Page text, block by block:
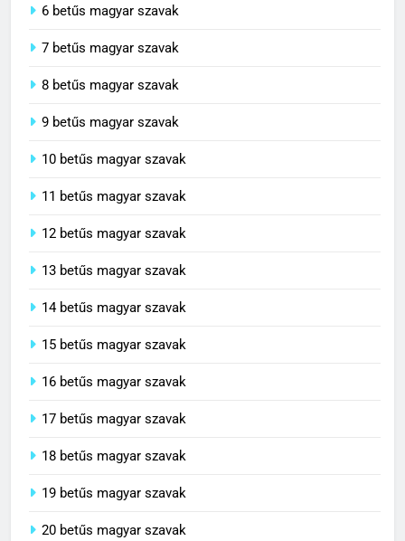
6 betűs magyar szavak
7 betűs magyar szavak
8 betűs magyar szavak
9 betűs magyar szavak
10 betűs magyar szavak
11 betűs magyar szavak
12 betűs magyar szavak
13 betűs magyar szavak
14 betűs magyar szavak
15 betűs magyar szavak
16 betűs magyar szavak
17 betűs magyar szavak
18 betűs magyar szavak
19 betűs magyar szavak
20 betűs magyar szavak